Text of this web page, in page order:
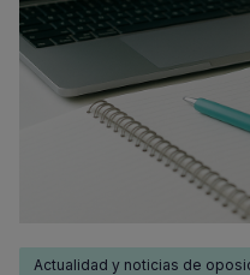
Actualidad y noticias de